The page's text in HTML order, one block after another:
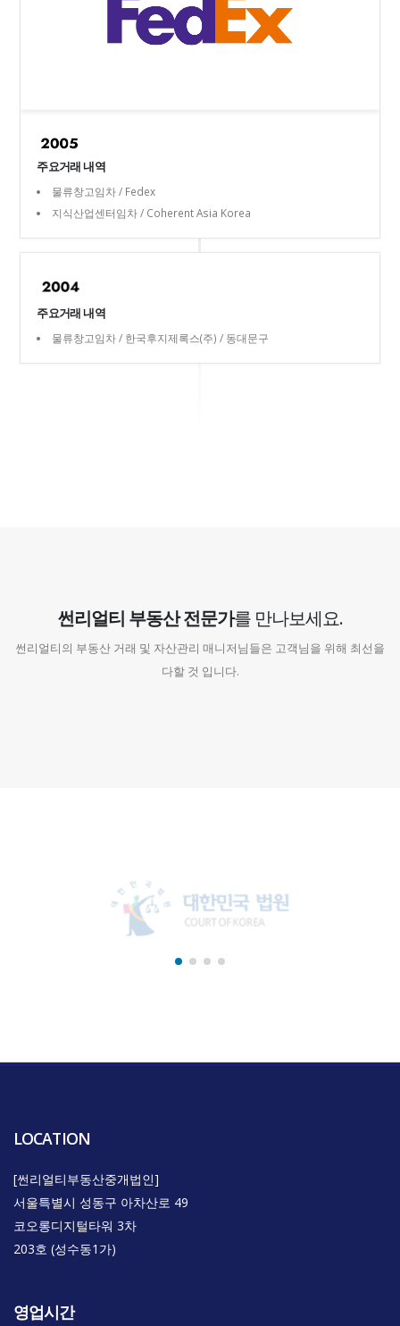
주요거래 내역
물류창고임차 / Fedex
지식산업센터임차 / Coherent Asia Korea
주요거래 내역
물류창고임차 / 한국후지제록스(주) / 동대문구
썬리얼티 부동산 전문가를 만나보세요.
썬리얼티의 부동산 거래 및 자산관리 매니저님들은 고객님을 위해 최선을
다할 것 입니다.
LOCATION
[썬리얼티부동산중개법인]
서울특별시 성동구 아차산로 49
코오롱디지털타워 3차
203호 (성수동1가)
영업시간